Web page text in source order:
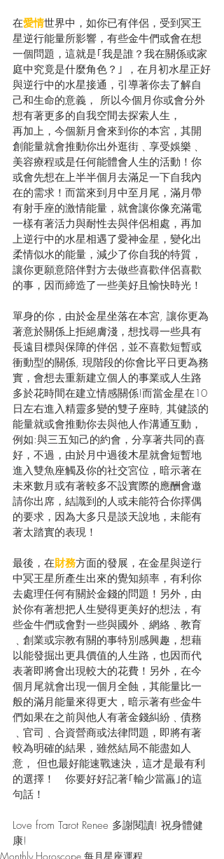
在愛情世界中，如你已有伴侶，受到冥王
星逆行能量所影響，有些金牛們或會在想
一個問題，這就是｢我是誰？我在關係或家
庭中究竟是什麼角色？｣ ，在月初水星正好
與逆行中的水星接通，引導著你去了解自
己和生命的意義， 所以今個月你或會分外
想有著更多的自我空間去探索人生，
再加上，今個新月會來到你的本宮，其開
創能量就會推動你出外逛街﹑享受娛樂﹑
美容療程或是任何能體會人生的活動！你
或會先想在上半半個月去滿足一下自我內
在的需求！而當來到月中至月尾，滿月帶
有射手座的激情能量，就會讓你像充滿電
一樣有著活力與耐性去與伴侶相處，再加
上逆行中的水星相遇了愛神金星，變化出
柔情似水的能量，減少了你自我的特質，
讓你更願意陪伴對方去做些喜歡伴侶喜歡
的事，因而締造了一些美好且愉快時光！
單身的你，由於金星坐落在本宮, 讓你更為
著意於關係上拒絕膚淺，想找尋一些具有
長遠目標與保障的伴侶，並不喜歡短暫或
衝動型的關係, 現階段的你會比平日更為務
實，會想去重新建立個人的事業或人生路
多於花時間在建立情感關係!而當金星在10
日左右進入精靈多變的雙子座時, 其健談的
能量就或會推動你去與他人作溝通互動，
例如:與三五知己的約會，分享著共同的喜
好，不過，由於月中過後木星就會短暫地
進入雙魚座觸及你的社交宮位，暗示著在
未來數月或有著較多不設實際的應酬會邀
請你出席，結識到的人或未能符合你擇偶
的要求，因為大多只是談天說地，未能有
著太踏實的表現！
最後，在財務方面的發展，在金星與逆行
中冥王星所產生出來的覺知頻率，有利你
去處理任何有關於金錢的問題！另外，由
於你有著想把人生變得更美好的想法，有
些金牛們或會對一些與國外﹑網絡﹑教育
﹑創業或宗教有關的事特別感興趣，想藉
以能發掘出更具價值的人生路，也因而代
表著即將會出現較大的花費！另外，在今
個月尾就會出現一個月全蝕，其能量比一
般的滿月能量來得更大，暗示著有些金牛
們如果在之前與他人有著金錢糾紛﹑債務
﹑官司﹑合資營商或法律問題，即將有著
較為明確的結果，雖然結局不能盡如人
意， 但也最好能速戰速決，這才是最有利
的選擇！　你要好好記著｢輸少當羸｣的這
句話！
Love from Tarot Renee 多謝閱讀! 祝身體健
康!
Monthly Horoscope 每月星座運程